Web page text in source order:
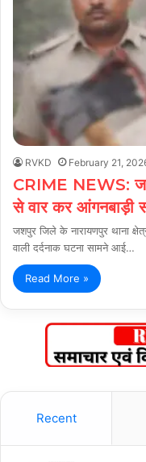
RVKD February 21,
CRIME NEWS:
से वार कर आंगनबाड़ी
जशपुर जिले के नारायणपुर थाना
वाली दर्दनाक घटना सामने आई…
Read More »
Recent